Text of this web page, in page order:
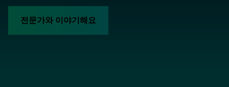
전문가와 이야기해요